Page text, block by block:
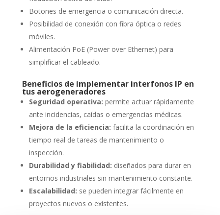
Botones de emergencia o comunicación directa.
Posibilidad de conexión con fibra óptica o redes
móviles.
Alimentación PoE (Power over Ethernet) para
simplificar el cableado.
Beneficios de implementar interfonos IP en
tus aerogeneradores
Seguridad operativa: permite actuar rápidamente
ante incidencias, caídas o emergencias médicas.
Mejora de la eficiencia: facilita la coordinación en
tiempo real de tareas de mantenimiento o
inspección.
Durabilidad y fiabilidad: diseñados para durar en
entornos industriales sin mantenimiento constante.
Escalabilidad: se pueden integrar fácilmente en
proyectos nuevos o existentes.